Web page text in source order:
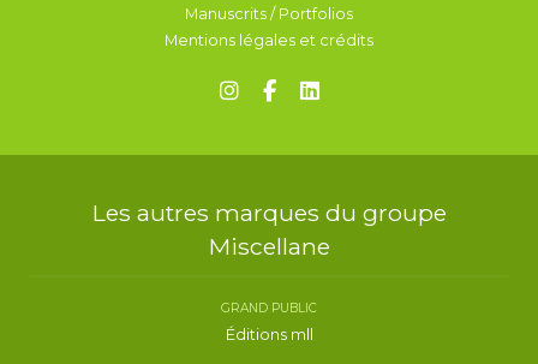
Manuscrits / Portfolios
Mentions légales et crédits
Les autres marques du groupe
Miscellane
GRAND PUBLIC
Éditions mll